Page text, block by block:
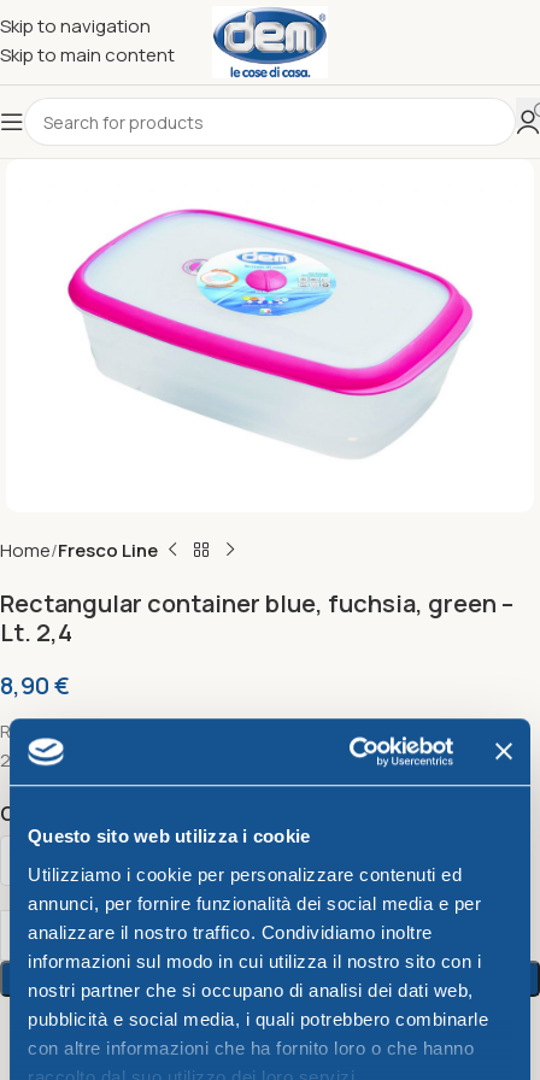
Questo sito web utilizza i cookie
Utilizziamo i cookie per personalizzare contenuti ed
annunci, per fornire funzionalità dei social media e per
analizzare il nostro traffico. Condividiamo inoltre
informazioni sul modo in cui utilizza il nostro sito con i
nostri partner che si occupano di analisi dei dati web,
pubblicità e social media, i quali potrebbero combinarle
con altre informazioni che ha fornito loro o che hanno
Skip to navigation
Skip to main content
Home Fresco Line
Rectangular container blue, fuchsia, green –
Lt. 2,4
8,90€
Rectangular container blue, fuchsia, green 35 x 22 x h 6 cm – Lt.
2,4
Color
Add To Cart
11 People watching this product now!